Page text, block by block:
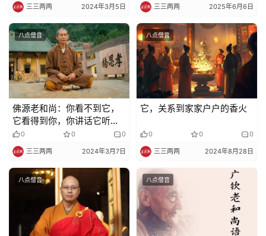
明 三三两两 2024年3月5日 三三两两 2025年6月6日
八点僧音
佛源老和尚：你看不到它，
它看得到你，你讲话它听得
到，它讲话你听不到，平时
勿乱讲鬼话，它会生烦恼
0 0 0
三三两两 2024年3月7日
八点僧音
它，关系到家家户户的香火
0 0 0
三三两两 2024年8月28日
八点僧音 八点僧音